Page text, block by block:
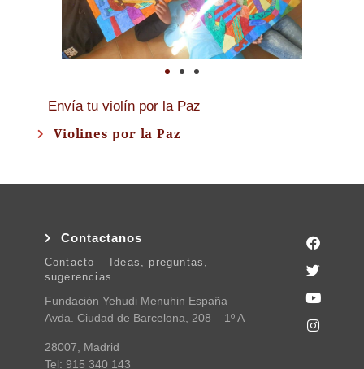
Envía tu violín por la Paz
Violines por la Paz
Contactanos
Contacto – Ideas, preguntas,
sugerencias…
Fundación Yehudi Menuhin España
Avda. Ciudad de Barcelona, 208 – 1º A
28007, Madrid
Tel: 915 340 143